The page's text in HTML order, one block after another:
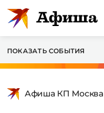
ПОКАЗАТЬ СОБЫТИЯ
Афиша КП Москва